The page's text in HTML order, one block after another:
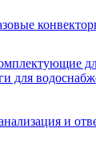
для
и